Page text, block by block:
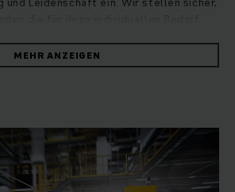
Branche und Unternehmensgröße.
MEHR ANZEIGEN